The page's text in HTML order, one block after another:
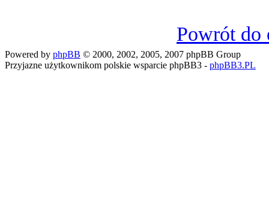
Powrót do
Powered by phpBB © 2000, 2002, 2005, 2007 phpBB Group
Przyjazne użytkownikom polskie wsparcie phpBB3 - phpBB3.PL